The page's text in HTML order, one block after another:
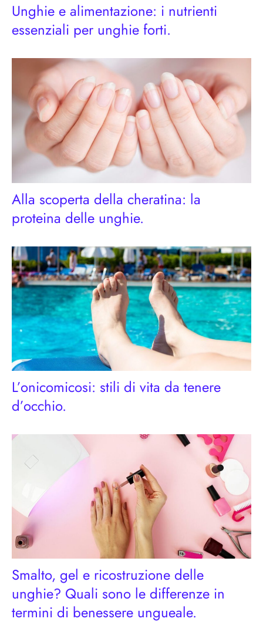
Unghie e alimentazione: i nutrienti
essenziali per unghie forti.
Alla scoperta della cheratina: la
proteina delle unghie.
L’onicomicosi: stili di vita da tenere
d’occhio.
Smalto, gel e ricostruzione delle
unghie? Quali sono le differenze in
termini di benessere ungueale.